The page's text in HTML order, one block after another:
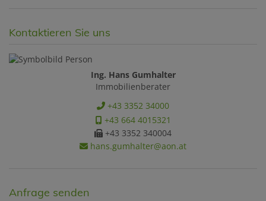
Kontaktieren Sie uns
Ing. Hans Gumhalter
Immobilienberater
+43 3352 34000
+43 664 4015321
+43 3352 340004
hans.gumhalter@aon.at
Anfrage senden